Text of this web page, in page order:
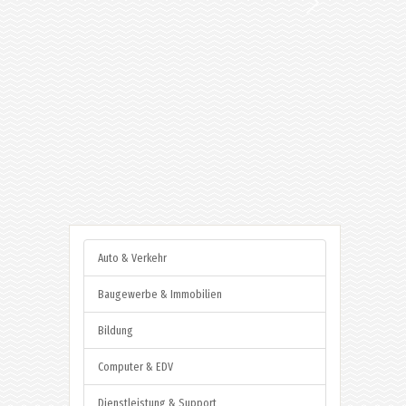
Auto & Verkehr
Baugewerbe & Immobilien
Bildung
Computer & EDV
Dienstleistung & Support